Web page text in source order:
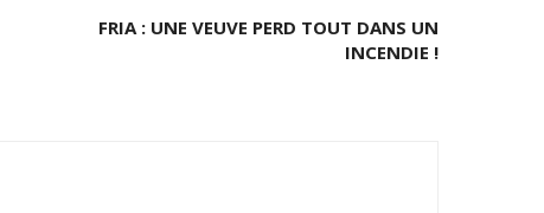
FRIA : UNE VEUVE PERD TOUT DANS UN
INCENDIE !